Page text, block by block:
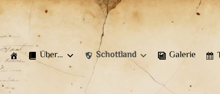
Über... Schottland Galerie